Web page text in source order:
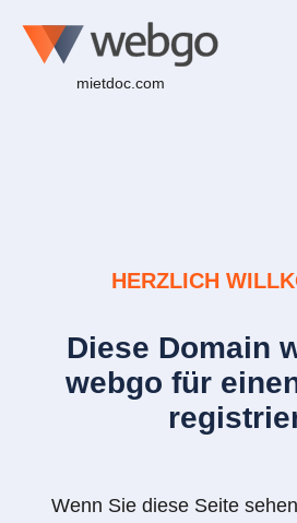
mietdoc.com
HERZLICH
Diese Domain
webgo für
Wenn Sie diese Seite